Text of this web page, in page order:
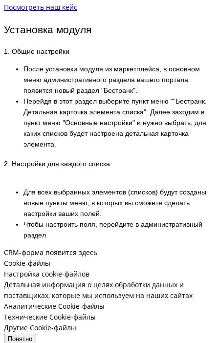
Посмотреть наш кейс
Установка модуля
1. Общие настройки
После установки модуля из маркетплейса, в основном
меню административного раздела вашего портала
появится новый раздел "Бестранк".
Перейдя в этот раздел выберите пункт меню ""Бестранк.
Детальная карточка элемента списка". Далее заходим в
пункт меню "Основные настройки" и нужно выбрать, для
каких списков будет настроена детальная карточка
элемента.
2. Настройки для каждого списка
Для всех выбранных элементов (списков) будут созданы
новые пункты меню, в которых вы сможете сделать
настройки ваших полей.
Чтобы настроить поля, перейдите в административный
раздел
CRM-форма появится здесь
Cookie-файлы
Настройка cookie-файлов
Детальная информация о целях обработки данных и
поставщиках, которые мы используем на наших сайтах
Аналитические Cookie-файлы
Технические Cookie-файлы
Другие Cookie-файлы
Понятно